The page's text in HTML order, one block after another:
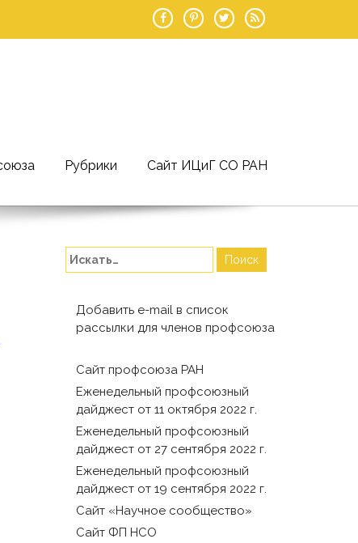
Рубрики Сайт ИЦиГ СО РАН
Добавить e-mail в список
рассылки для членов профсоюза
Сайт профсоюза РАН
Еженедельный профсоюзный
дайджест от 11 октября 2022 г.
Еженедельный профсоюзный
дайджест от 27 сентября 2022 г.
Еженедельный профсоюзный
дайджест от 19 сентября 2022 г.
Сайт «Научное сообщество»
Сайт ФП НСО